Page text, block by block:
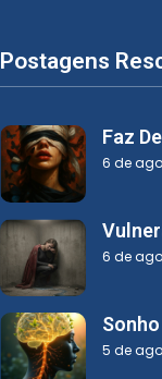
Postagens
Faz
6 de
6 de
5 de